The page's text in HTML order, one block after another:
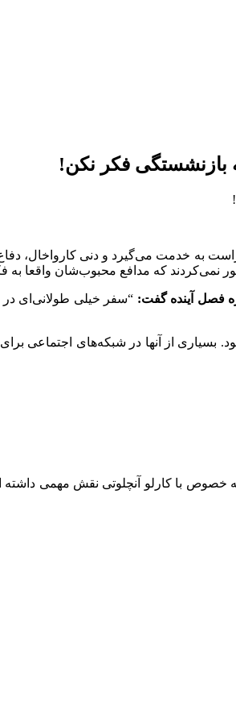
بازنشستگی فکر نکن!‏
به خدمت می‌گیرد و دنی کارواخال،
که مدافع ‏محبوب‌شان واقعا به
فصل آینده گفت: “سفر خیلی طولانی‌ای در
از آنها در شبکه‌های اجتماعی